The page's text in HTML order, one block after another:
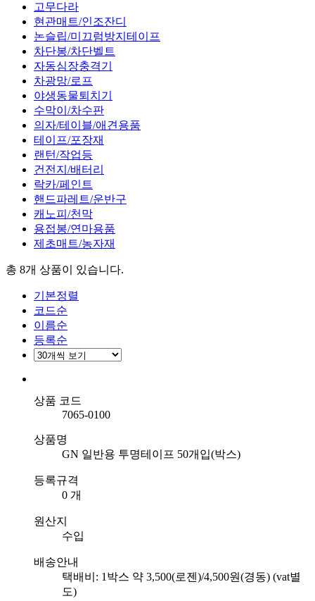
고무다라
현관매트/인조잔디
논슬립/미끄럼방지테이프
차단봉/차단벨트
자동심장충격기
차광망/로프
야생동물퇴치기
수막이/차수판
의자/테이블/애견용품
테이프/포장재
랜턴/작업등
건전지/배터리
락카/페인트
핸드파레트/운반구
캐노피/천막
용접봉/연마용품
제초매트/농자재
총 8개 상품이 있습니다.
기본정렬
코드순
이름순
등록순
상품 코드
7065-0100
상품명
GN 일반용 투명테이프 50개입(박스)
등록규격
0 개
원산지
수입
배송안내
택배비: 1박스 약 3,500(로젠)/4,500원(경동) (vat별
도)